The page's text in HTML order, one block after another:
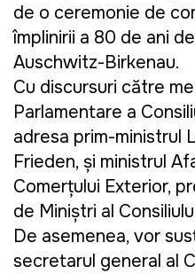
de o ceremonie de
împlinirii a 80 de ani
Auschwitz-Birkenau.
Cu discursuri către
Parlamentare a
adresa prim-ministrul
Frieden, și ministrul
Comerțului Exterior,
de Miniștri al
De asemenea, vor
secretarul general al